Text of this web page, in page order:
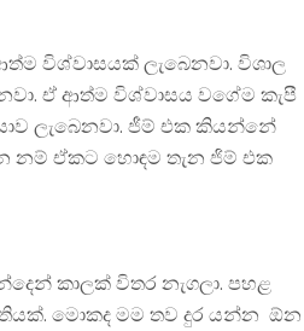
විශ්වාසයක් ලැබෙනවා. විශාල
ඒ ආත්ම විශ්වාසය වගේම කැපී
ලැබෙනවා. ජීම් එක කියන්නේ
නම් ඒකට හොඳම තැන ජිම් එක
කාලක් විතර නැගලා. පහළ
මොකද මම තව දුර යන්න ඕන